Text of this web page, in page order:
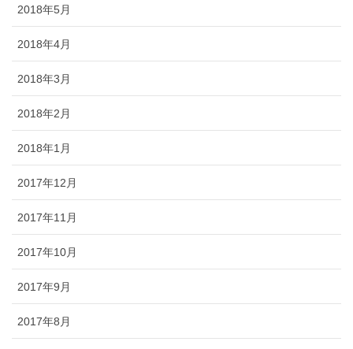
2018年5月
2018年4月
2018年3月
2018年2月
2018年1月
2017年12月
2017年11月
2017年10月
2017年9月
2017年8月